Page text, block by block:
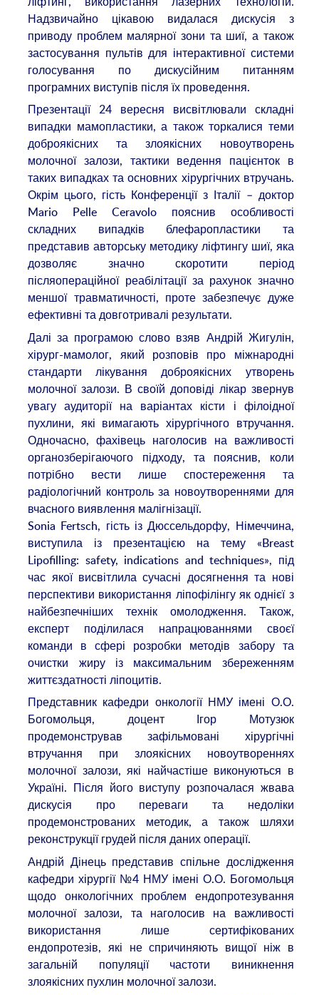
Надзвичайно цікавою видалася дискусія з
приводу проблем малярної зони та шиї, а також
застосування пультів для інтерактивної системи
голосування по дискусійним питанням
програмних виступів після їх проведення.
Презентації 24 вересня висвітлювали складні
випадки мамопластики, а також торкалися теми
доброякісних та злоякісних новоутворень
молочної залози, тактики ведення пацієнток в
таких випадках та основних хірургічних втручань.
Окрім цього, гість Конференції з Італії – доктор
Mario Pelle Ceravolo пояснив особливості
складних випадків блефаропластики та
представив авторську методику ліфтингу шиї, яка
дозволяє значно скоротити період
післяопераційної реабілітації за рахунок значно
меншої травматичності, проте забезпечує дуже
ефективні та довготривалі результати.
Далі за програмою слово взяв Андрій Жигулін,
хірург-мамолог, який розповів про міжнародні
стандарти лікування доброякісних утворень
молочної залози. В своїй доповіді лікар звернув
увагу аудиторії на варіантах кісти і філоідної
пухлини, які вимагають хірургічного втручання.
Одночасно, фахівець наголосив на важливості
органозберігаючого підходу, та пояснив, коли
потрібно вести лише спостереження та
радіологічний контроль за новоутвореннями для
вчасного виявлення малігнізації.
Sonia Fertsch, гість із Дюссельдорфу, Німеччина,
виступила із презентацією на тему «Breast
Lipofilling: safety, indications and techniques», під
час якої висвітлила сучасні досягнення та нові
перспективи використання ліпофілінгу як однієї з
найбезпечніших технік омолодження. Також,
експерт поділилася напрацюваннями своєї
команди в сфері розробки методів забору та
очистки жиру із максимальним збереженням
життєздатності ліпоцитів.
Представник кафедри онкології НМУ імені О.О.
Богомольця, доцент Ігор Мотузюк
продемонстрував зафільмовані хірургічні
втручання при злоякісних новоутвореннях
молочної залози, які найчастіше виконуються в
Україні. Після його виступу розпочалася жвава
дискусія про переваги та недоліки
продемонстрованих методик, а також шляхи
реконструкції грудей після даних операції.
Андрій Дінець представив спільне дослідження
кафедри хірургії №4 НМУ імені О.О. Богомольця
щодо онкологічних проблем ендопротезування
молочної залози, та наголосив на важливості
використання лише сертифікованих
ендопротезів, які не спричиняють вищої ніж в
загальній популяції частоти виникнення
злоякісних пухлин молочної залози.